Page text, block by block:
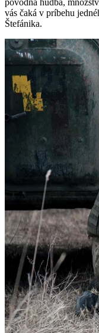
pôvodná hudba,
vás čaká v príbehu
Štefánika.